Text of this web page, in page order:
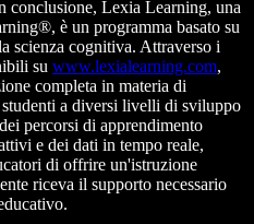
conclusione, Lexia Learning, una
è un programma basato su
scienza cognitiva. Attraverso i
su www.lexialearning.com,
completa in materia di
a diversi livelli di sviluppo
percorsi di apprendimento
e dei dati in tempo reale,
di offrire un'istruzione
riceva il supporto necessario